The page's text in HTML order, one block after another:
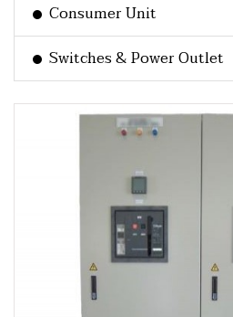
Consumer Unit
Switches & Power Outlet